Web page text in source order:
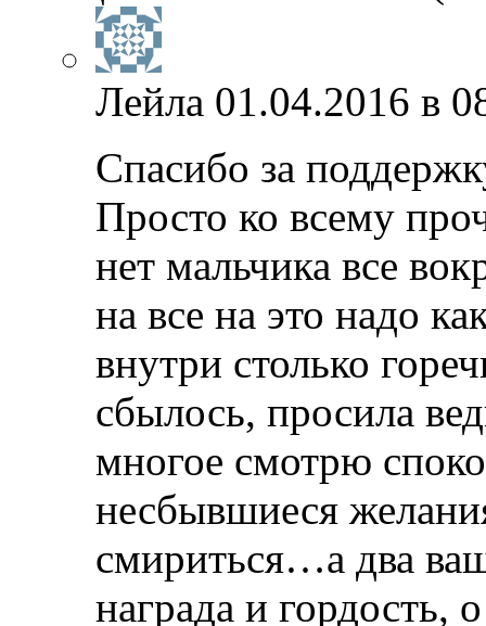
Лейла 01.04.2016 в
Спасибо за
Просто ко всему
нет мальчика все
на все на это надо
внутри столько
сбылось, просила
многое смотрю
несбывшиеся
смириться…а два
награда и гордость,